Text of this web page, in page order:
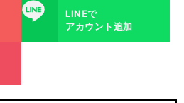
LINE
LINEで
アカウント追加